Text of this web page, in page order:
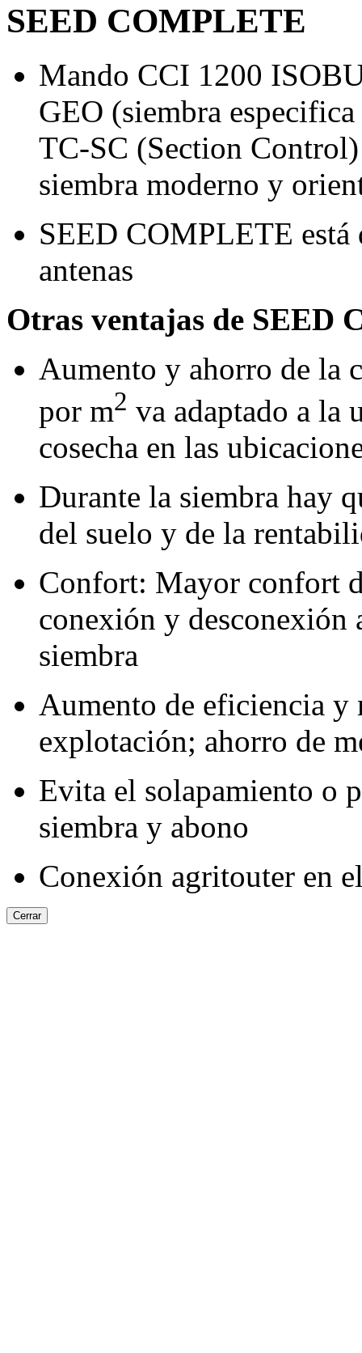
SEED COMPLETE
Mando CCI 1200
GEO (siembra
TC-SC (Section
siembra moderno y
SEED COMPLETE
antenas
Otras ventajas de SEED
Aumento y ahorro de la
por m2 va adaptado a la
cosecha en las
Durante la siembra hay
del suelo y de la
Confort: Mayor confort
conexión y desconexión
siembra
Aumento de eficiencia y
explotación; ahorro de
Evita el solapamiento o
siembra y abono
Conexión agritouter en
Cerrar